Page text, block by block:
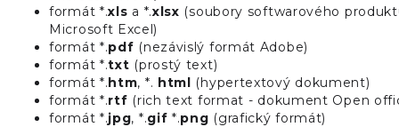
formát *.xls a *.xlsx (soubory softwarového
Microsoft Excel)
formát *.pdf (nezávislý formát Adobe)
formát *.txt (prostý text)
formát *.htm, *. html (hypertextový dokument)
formát *.rtf (rich text format - dokument Open
formát *.jpg, *.gif *.png (grafický formát)